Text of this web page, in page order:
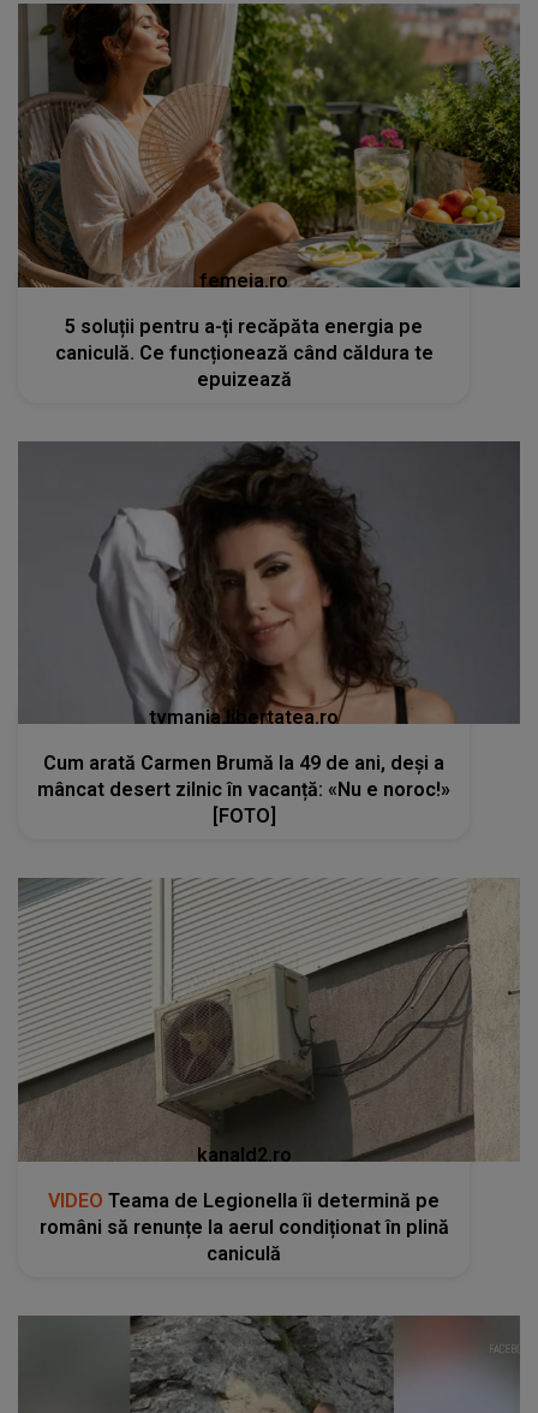
femeia.ro
5 soluții pentru a-ți recăpăta energia pe
caniculă. Ce funcționează când căldura te
epuizează
tvmania.libertatea.ro
Cum arată Carmen Brumă la 49 de ani, deși a
mâncat desert zilnic în vacanță: «Nu e noroc!»
[FOTO]
kanald2.ro
VIDEO Teama de Legionella îi determină pe
români să renunțe la aerul condiționat în plină
caniculă